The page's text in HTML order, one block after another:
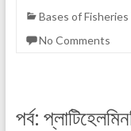
Bases of
No Comments
পর্ব: